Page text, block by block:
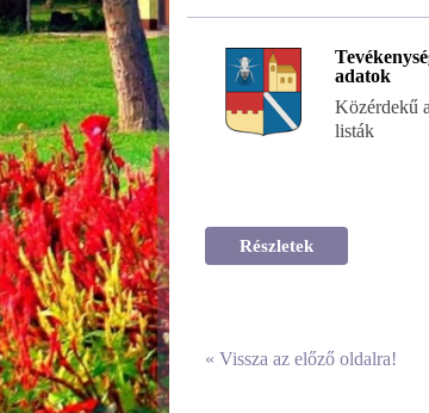
adatok
Közérdekű
listák
Részletek
« Vissza az előző oldalra!